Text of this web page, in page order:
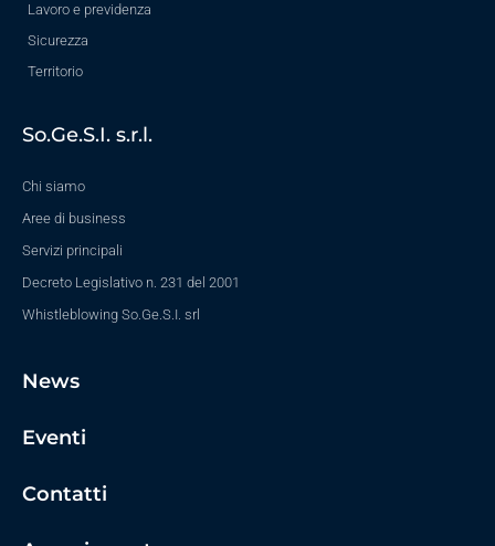
Lavoro e previdenza
Sicurezza
Territorio
So.Ge.S.I. s.r.l.
Chi siamo
Aree di business
Servizi principali
Decreto Legislativo n. 231 del 2001
Whistleblowing So.Ge.S.I. srl
News
Eventi
Contatti